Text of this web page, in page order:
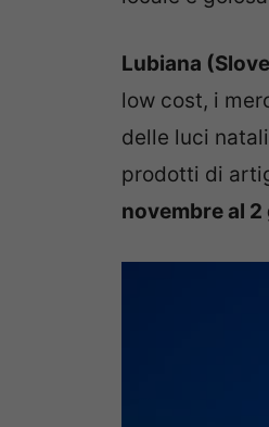
Lubiana
low cost, i
delle luci
prodotti di
novembre al